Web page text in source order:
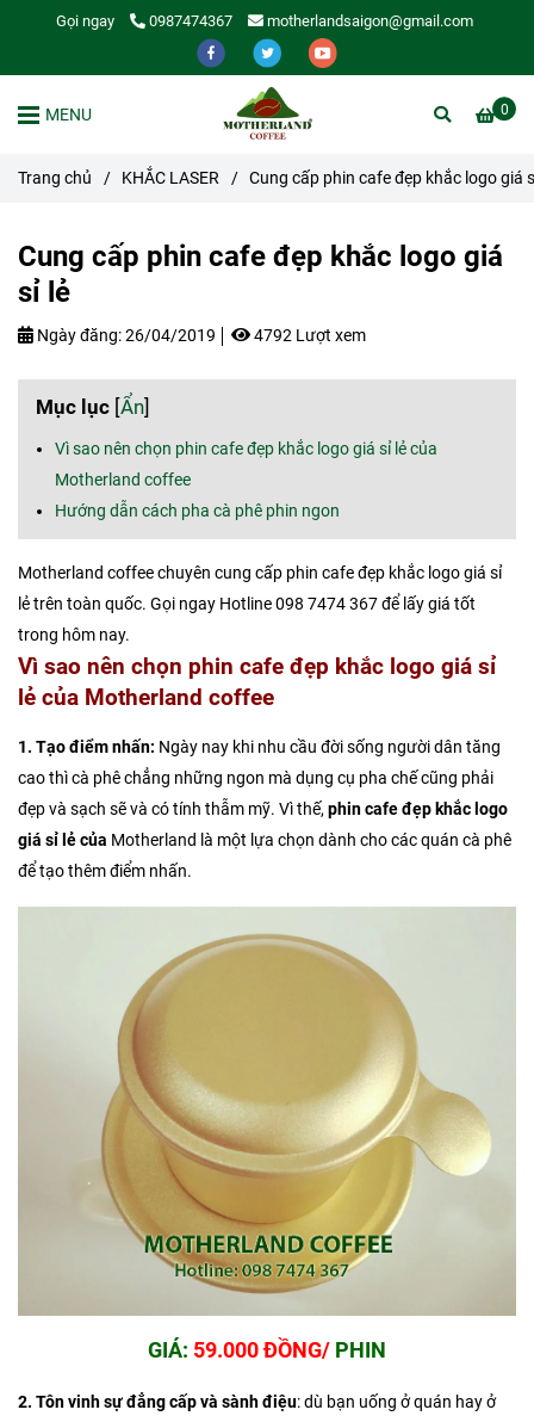
Gọi ngay 0987474367 motherlandsaigon@gmail.com
0
MENU
Trang chủ / KHẮC LASER / Cung cấp phin cafe đẹp khắc logo giá
Cung cấp phin cafe đẹp khắc logo giá
sỉ lẻ
Ngày đăng:26/04/2019 4792 Lượt xem
Mục lục [Ẩn]
Vì sao nên chọn phin cafe đẹp khắc logo giá sỉ lẻ của
Motherland coffee
Hướng dẫn cách pha cà phê phin ngon
Motherland coffee chuyên cung cấp phin cafe đẹp khắc logo giá sỉ
lẻ trên toàn quốc. Gọi ngay Hotline 098 7474 367 để lấy giá tốt
trong hôm nay.
Vì sao nên chọn phin cafe đẹp khắc logo giá sỉ
lẻ của Motherland coffee
1. Tạo điểm nhấn: Ngày nay khi nhu cầu đời sống người dân tăng
cao thì cà phê chẳng những ngon mà dụng cụ pha chế cũng phải
đẹp và sạch sẽ và có tính thẫm mỹ. Vì thế,phin cafe đẹp khắc logo
giá sỉ lẻ của Motherland là một lựa chọn dành cho các quán cà phê
để tạo thêm điểm nhấn.
GIÁ: 59.000 ĐỒNG/ PHIN
2. Tôn vinh sự đẳng cấp và sành điệu: dù bạn uống ở quán hay ở